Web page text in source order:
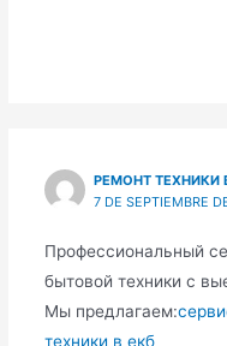
РЕМОНТ ТЕХНИКИ
7 DE SEPTIEMBRE
Профессиональный
бытовой техники с
Мы предлагаем:
техники в екб